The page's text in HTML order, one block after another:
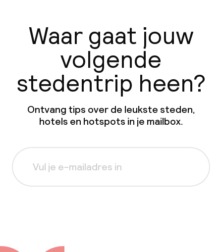
Waar gaat jouw
volgende
stedentrip heen?
Ontvang tips over de leukste steden,
hotels en hotspots in je mailbox.